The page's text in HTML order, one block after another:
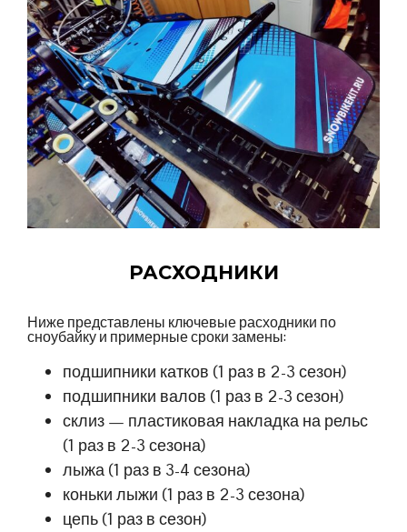
РАСХОДНИКИ
Ниже представлены ключевые расходники по
сноубайку и примерные сроки замены:
подшипники катков (1 раз в 2-3 сезон)
подшипники валов (1 раз в 2-3 сезон)
склиз — пластиковая накладка на рельс
(1 раз в 2-3 сезона)
лыжа (1 раз в 3-4 сезона)
коньки лыжи (1 раз в 2-3 сезона)
цепь (1 раз в сезон)